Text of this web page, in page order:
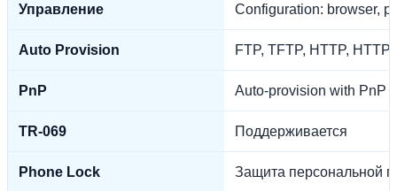
Управление Configuration: browser,
Auto Provision FTP, TFTP, HTTP,
PnP Auto-provision with PnP
TR-069 Поддерживается
Phone Lock Защита персональной